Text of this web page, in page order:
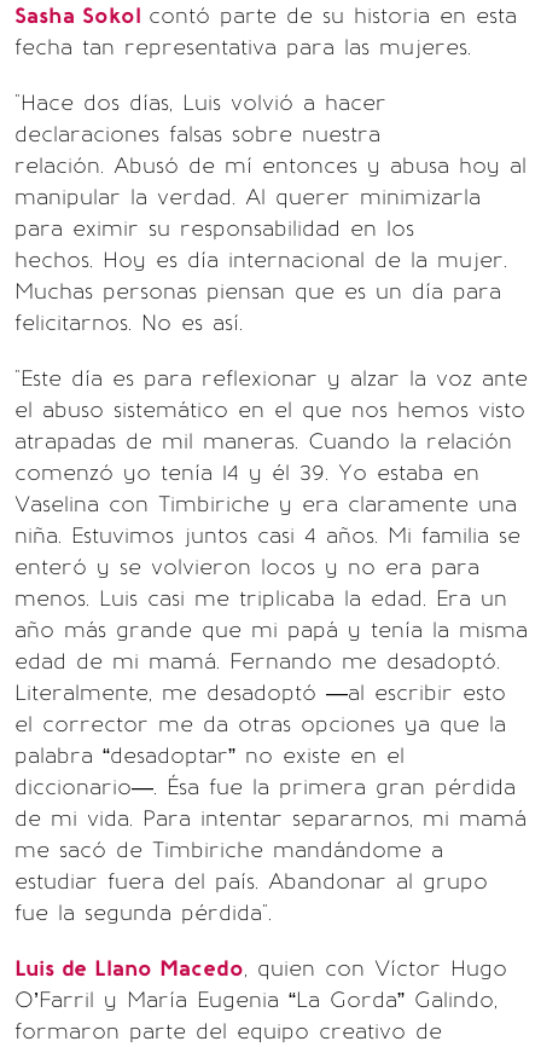
Sasha Sokol contó parte de su historia en esta
fecha tan representativa para las mujeres.
"Hace dos días, Luis volvió a hacer
declaraciones falsas sobre nuestra
relación. Abusó de mí entonces y abusa hoy al
manipular la verdad. Al querer minimizarla
para eximir su responsabilidad en los
hechos. Hoy es día internacional de la mujer.
Muchas personas piensan que es un día para
felicitarnos. No es así.
"Este día es para reflexionar y alzar la voz ante
el abuso sistemático en el que nos hemos visto
atrapadas de mil maneras. Cuando la relación
comenzó yo tenía 14 y él 39. Yo estaba en
Vaselina con Timbiriche y era claramente una
niña. Estuvimos juntos casi 4 años. Mi familia se
enteró y se volvieron locos y no era para
menos. Luis casi me triplicaba la edad. Era un
año más grande que mi papá y tenía la misma
edad de mi mamá. Fernando me desadoptó.
Literalmente, me desadoptó —al escribir esto
el corrector me da otras opciones ya que la
palabra “desadoptar” no existe en el
diccionario—. Ésa fue la primera gran pérdida
de mi vida. Para intentar separarnos, mi mamá
me sacó de Timbiriche mandándome a
estudiar fuera del país. Abandonar al grupo
fue la segunda pérdida".
Luis de Llano Macedo, quien con Víctor Hugo
O’Farril y María Eugenia “La Gorda” Galindo,
formaron parte del equipo creativo de